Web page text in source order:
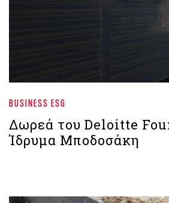
BUSINESS ESG
Δωρεά του Deloitte
Ίδρυμα Μποδοσάκη